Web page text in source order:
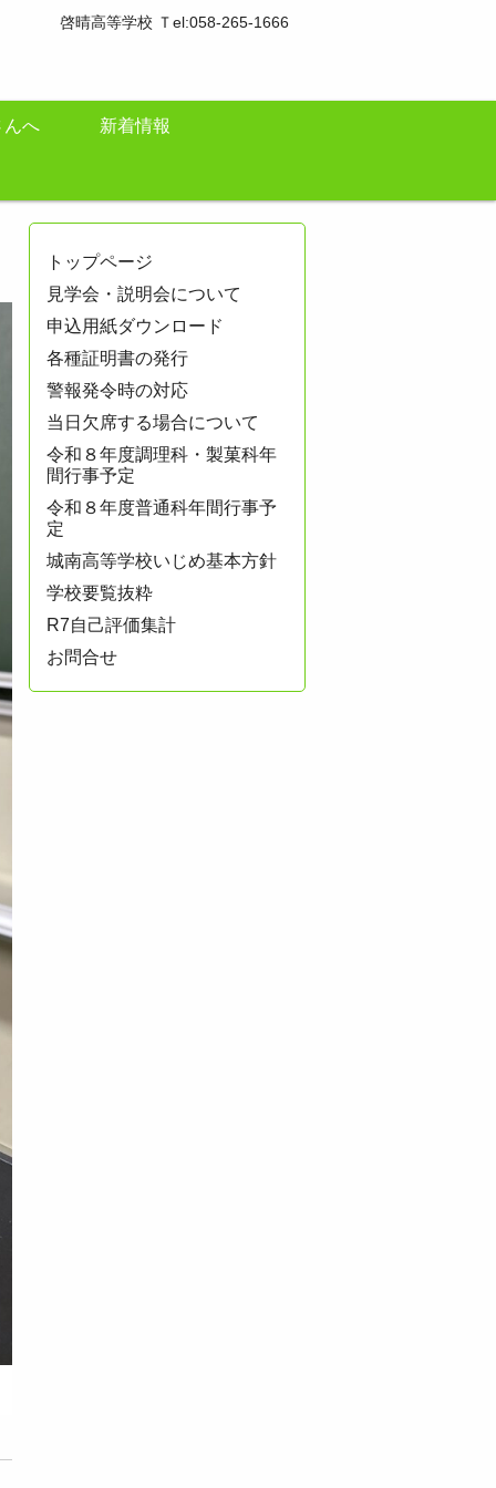
啓晴高等学校 Ｔel:058-265-1666
んへ 新着情報
トップページ
見学会・説明会について
申込用紙ダウンロード
各種証明書の発行
警報発令時の対応
当日欠席する場合について
令和８年度調理科・製菓科年
間行事予定
令和８年度普通科年間行事予
定
城南高等学校いじめ基本方針
学校要覧抜粋
R7自己評価集計
お問合せ